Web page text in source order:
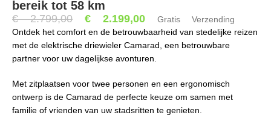
bereik tot 58 km
€2.799,00 € 2.199,00
Gratis Verzending
Ontdek het comfort en de betrouwbaarheid van stedelijke reizen
met de elektrische driewieler Camarad, een betrouwbare
partner voor uw dagelijkse avonturen.
Met zitplaatsen voor twee personen en een ergonomisch
ontwerp is de Camarad de perfecte keuze om samen met
familie of vrienden van uw stadsritten te genieten.